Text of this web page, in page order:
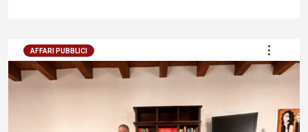
AFFARI PUBBLICI